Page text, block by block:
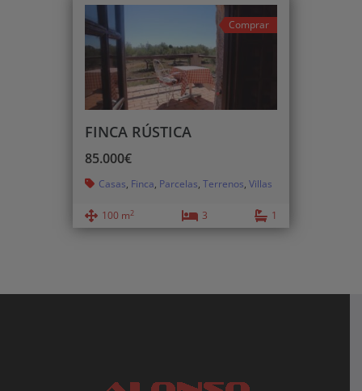
Comprar
FINCA RÚSTICA
85.000€
Casas, Finca, Parcelas, Terrenos, Villas
100 m2 3 1